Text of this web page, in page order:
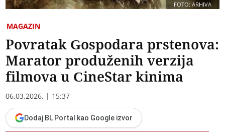
FOTO: ARHIVA
MAGAZIN
Povratak Gospodara prstenova:
Marator produženih verzija
filmova u CineStar kinima
06.03.2026. | 15:37
Dodaj BL Portal kao Google izvor